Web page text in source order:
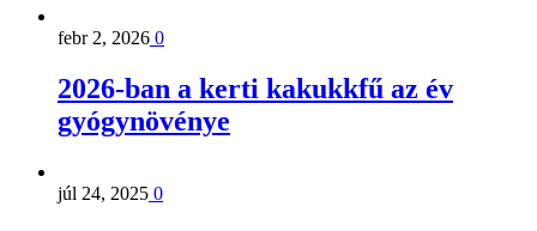
febr 2, 2026 0
2026-ban a kerti kakukkfű az év
gyógynövénye
júl 24, 2025 0